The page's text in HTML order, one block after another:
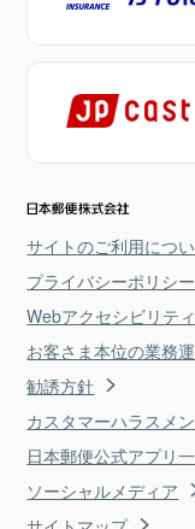
サイトのご利用につ
プライバシーポリシー
Webアクセシビリテ
お客さま本位の業務
勧誘方針
カスタマーハラスメ
日本郵便公式アプリ
ソーシャルメディア